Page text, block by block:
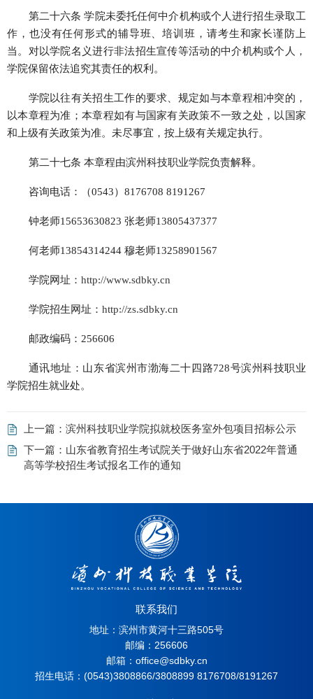
第二十六条 学院未委托任何中介机构或个人进行招生录取工
作，也没有任何形式的辅导班、培训班，请考生和家长谨防上
当。对以学院名义进行非法招生宣传等活动的中介机构或个人，
学院保留依法追究其责任的权利。
学院以往有关招生工作的要求、规定如与本章程相冲突的，
以本章程为准；本章程如有与国家有关政策不一致之处，以国家
和上级有关政策为准。未尽事宜，按上级有关规定执行。
第二十七条 本章程由滨州科技职业学院负责解释。
咨询电话：（0543）8176708 8191267
钟老师15653630823 张老师13805437377
何老师13854314244 穆老师13258901567
学院网址： http://www.sdbky.cn
学院招生网址： http://zs.sdbky.cn
邮政编码：256606
通讯地址：山东省滨州市渤海二十四路728号滨州科技职业
学院招生就业处。
上一篇： 滨州科技职业学院拟就校医务室外包项目招标公示
下一篇： 山东省教育招生考试院关于做好山东省2022年普通
高等学校招生考试报名工作的通知
联系我们
地址：滨州市黄河十三路505号
邮编：256606
邮箱：office@sdbky.cn
招生电话：(0543)3808866/3808899 8176708/8191267